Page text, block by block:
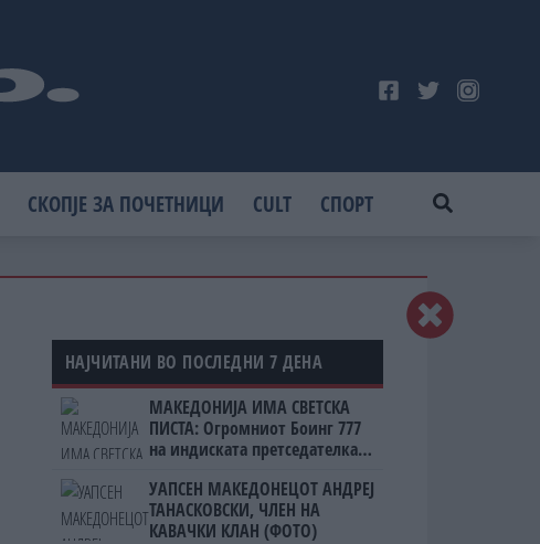
СКОПЈЕ ЗА ПОЧЕТНИЦИ CULT СПОРТ
НАЈЧИТАНИ ВО ПОСЛЕДНИ 7 ДЕНА
МАКЕДОНИЈА ИМА СВЕТСКА
ПИСТА: Огромниот Боинг 777
на индиската претседателка
Скопје
УАПСЕН МАКЕДОНЕЦОТ АНДРЕЈ
ТАНАСКОВСКИ, ЧЛЕН НА
КАВАЧКИ КЛАН (ФОТО)